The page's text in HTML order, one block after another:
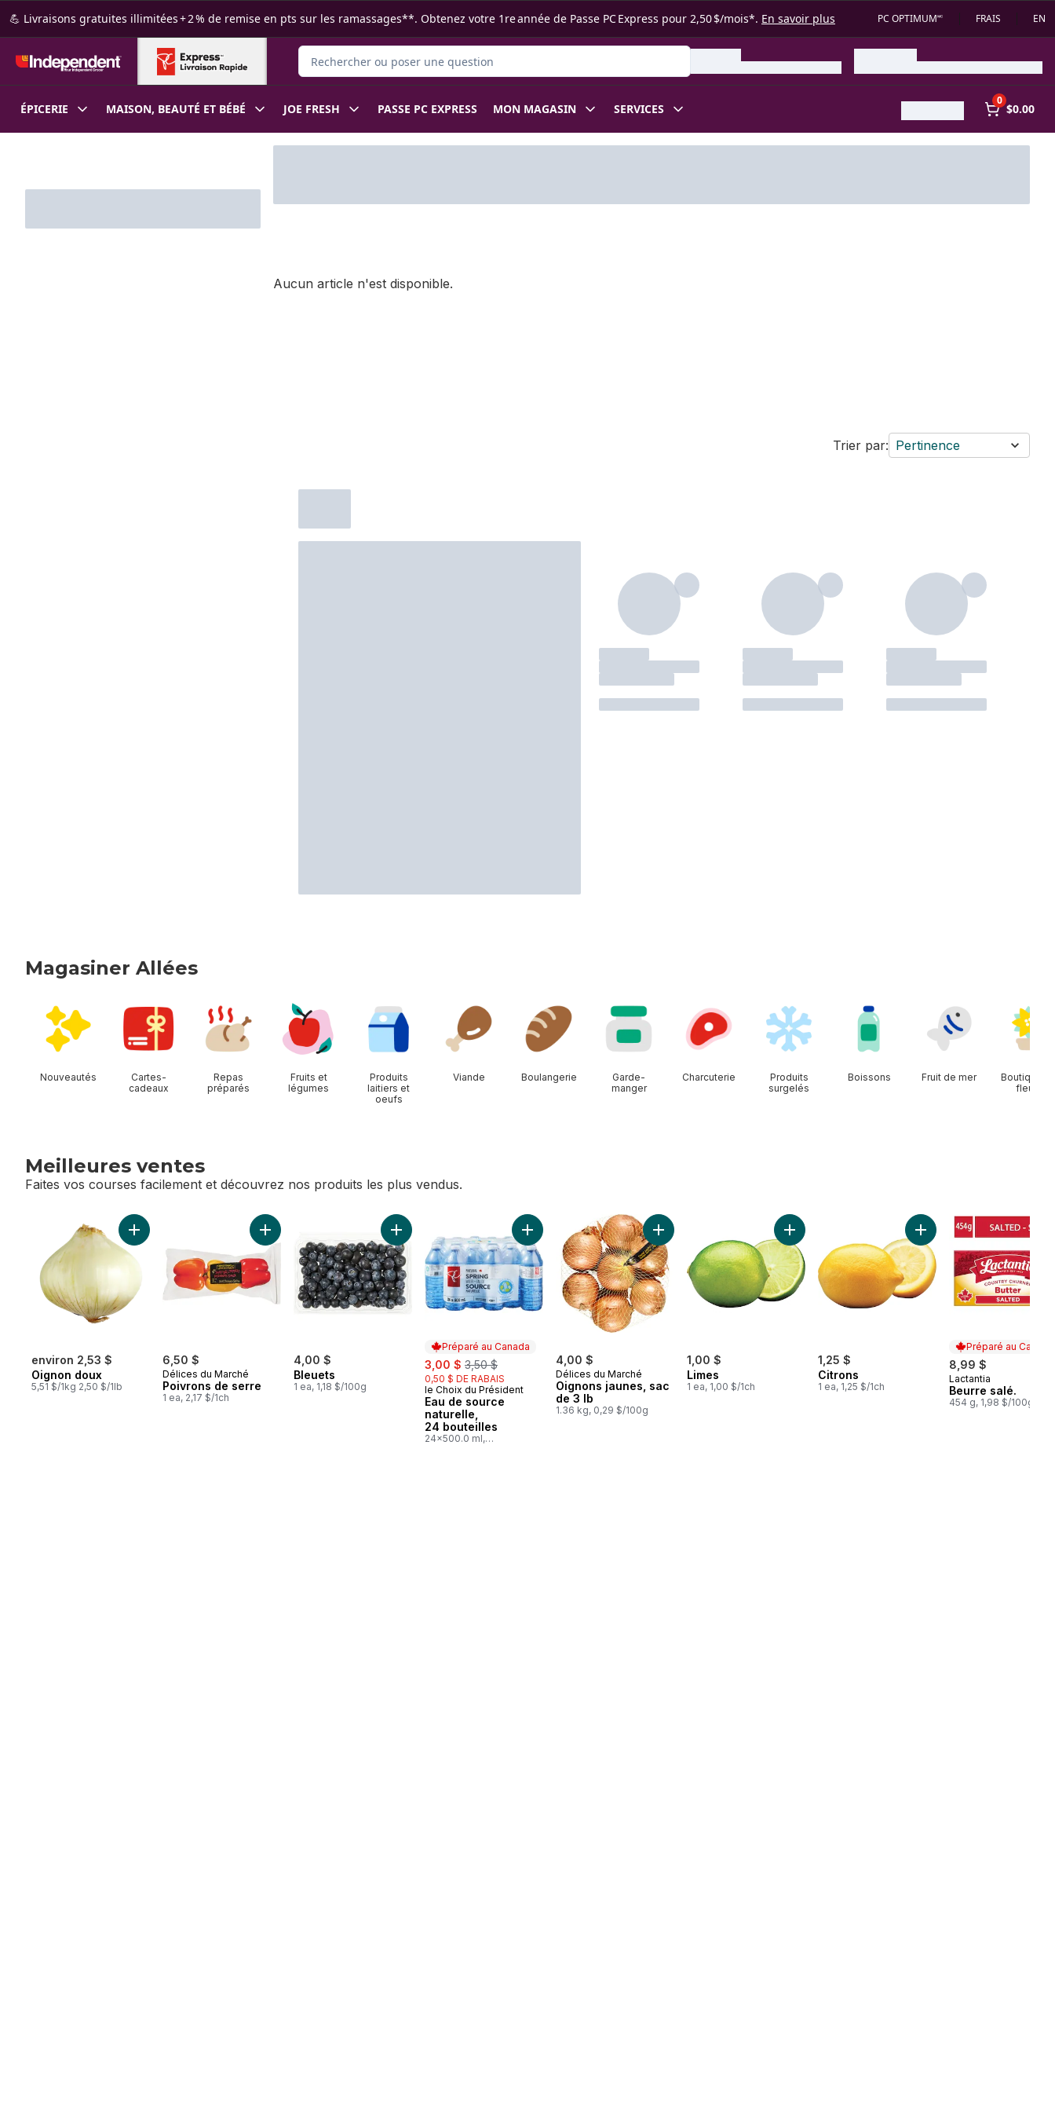
Passer au contenu principal
Passer au pied de page
💪 Livraisons gratuites illimitées + 2 % de remise en pts sur les ramassages**. Obtenez votre 1re année de Passe PC Express pour 2,50 $/mois*. En savoir plus PC OPTIMUM🅪 FRAIS EN
Rechercher des produits
ÉPICERIE MAISON, BEAUTÉ ET BÉBÉ JOE FRESH PASSE PC EXPRESS MON MAGASIN SERVICES
0
$0.00
Aucun article n'est disponible.
Trier par: Pertinence
Magasiner Allées
Nouveautés
Cartes-
cadeaux
Repas
préparés
Fruits et
légumes
Produits
laitiers et
oeufs
Viande Boulangerie
Garde-
manger
Charcuterie
Produits
surgelés
Boissons Fruit de mer
Boutique
fleurs
Meilleures ventes
Faites vos courses facilement et découvrez nos produits les plus vendus.
sauter Meilleures ventes
environ 2,53 $
Oignon doux
5,51 $/1kg 2,50 $/1lb
Ajouter Oignon doux au panier
6,50 $
Délices du Marché
Poivrons de serre
1 ea, 2,17 $/1ch
Ajouter Poivrons de serre au panier
4,00 $
Bleuets
1 ea, 1,18 $/100g
Ajouter Bleuets au panier
Préparé au Canada
sale:
3,00 $ , formerly:
3,50 $
0,50 $ DE RABAIS
Préparé au Canada
le Choix du Président
Eau de source
naturelle,
24 bouteilles
24x500.0 ml,
Ajouter Eau de source naturelle, 24 bouteilles au panier
4,00 $
Délices du Marché
Oignons jaunes, sac
de 3 lb
1.36 kg, 0,29 $/100g
Ajouter Oignons jaunes, sac de 3 lb au panier
1,00 $
Limes
1 ea, 1,00 $/1ch
Ajouter Limes au panier
1,25 $
Citrons
1 ea, 1,25 $/1ch
Ajouter Citrons au panier
Préparé au Canada
8,99 $
Préparé au
Lactantia
Beurre salé.
454 g, 1,98 $/100g